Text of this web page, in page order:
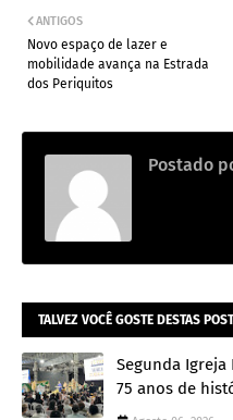
ANTIGOS
Novo espaço de lazer e
mobilidade avança na Estrada
dos Periquitos
Postado
TALVEZ VOCÊ GOSTE DESTAS
Segunda
75 anos de